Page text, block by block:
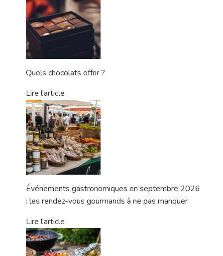
Quels chocolats offrir ?
Lire l'article
Événements gastronomiques en septembre 2026
: les rendez-vous gourmands à ne pas manquer
Lire l'article